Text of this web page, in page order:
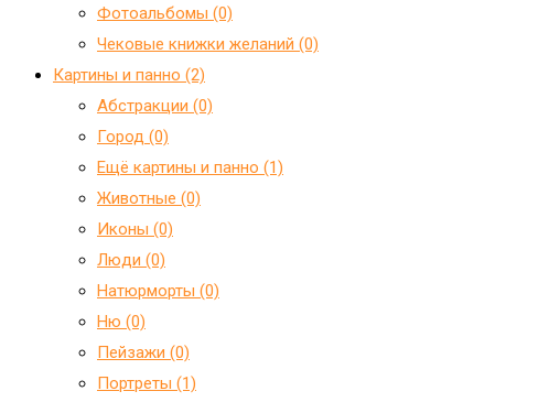
Фотоальбомы (0)
Чековые книжки желаний (0)
Картины и панно (2)
Абстракции (0)
Город (0)
Ещё картины и панно (1)
Животные (0)
Иконы (0)
Люди (0)
Натюрморты (0)
Ню (0)
Пейзажи (0)
Портреты (1)